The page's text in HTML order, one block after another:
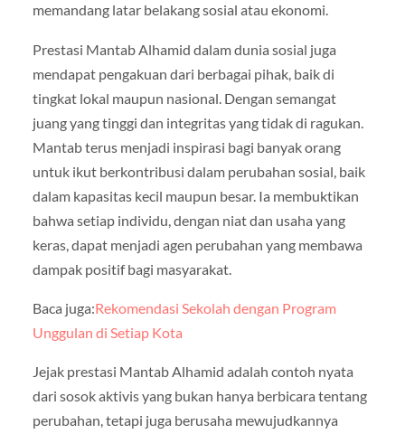
memandang latar belakang sosial atau ekonomi.
Prestasi Mantab Alhamid dalam dunia sosial juga
mendapat pengakuan dari berbagai pihak, baik di
tingkat lokal maupun nasional. Dengan semangat
juang yang tinggi dan integritas yang tidak di ragukan.
Mantab terus menjadi inspirasi bagi banyak orang
untuk ikut berkontribusi dalam perubahan sosial, baik
dalam kapasitas kecil maupun besar. Ia membuktikan
bahwa setiap individu, dengan niat dan usaha yang
keras, dapat menjadi agen perubahan yang membawa
dampak positif bagi masyarakat.
Baca juga:Rekomendasi Sekolah dengan Program
Unggulan di Setiap Kota
Jejak prestasi Mantab Alhamid adalah contoh nyata
dari sosok aktivis yang bukan hanya berbicara tentang
perubahan, tetapi juga berusaha mewujudkannya